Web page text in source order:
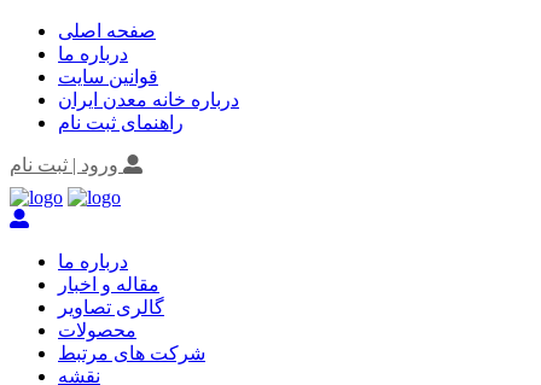
صفحه اصلی
درباره ما
قوانین سایت
درباره خانه معدن ایران
راهنمای ثبت نام
ورود | ثبت نام
درباره ما
مقاله و اخبار
گالری تصاویر
محصولات
شرکت های مرتبط
نقشه